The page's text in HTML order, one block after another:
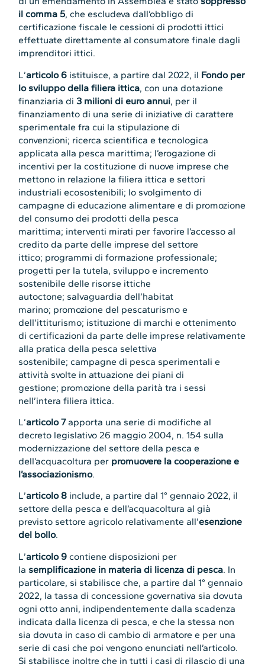
il comma 5, che escludeva dall’obbligo di
certificazione fiscale le cessioni di prodotti ittici
effettuate direttamente al consumatore finale dagli
imprenditori ittici.
L’articolo 6 istituisce, a partire dal 2022, il Fondo per
lo sviluppo della filiera ittica, con una dotazione
finanziaria di 3 milioni di euro annui, per il
finanziamento di una serie di iniziative di carattere
sperimentale fra cui la stipulazione di
convenzioni; ricerca scientifica e tecnologica
applicata alla pesca marittima; l’erogazione di
incentivi per la costituzione di nuove imprese che
mettono in relazione la filiera ittica e settori
industriali ecosostenibili; lo svolgimento di
campagne di educazione alimentare e di promozione
del consumo dei prodotti della pesca
marittima; interventi mirati per favorire l’accesso al
credito da parte delle imprese del settore
ittico; programmi di formazione professionale;
progetti per la tutela, sviluppo e incremento
sostenibile delle risorse ittiche
autoctone; salvaguardia dell’habitat
marino; promozione del pescaturismo e
dell’ittiturismo; istituzione di marchi e ottenimento
di certificazioni da parte delle imprese relativamente
alla pratica della pesca selettiva
sostenibile; campagne di pesca sperimentali e
attività svolte in attuazione dei piani di
gestione; promozione della parità tra i sessi
nell’intera filiera ittica.
L’articolo 7apporta una serie di modifiche al
decreto legislativo 26 maggio 2004, n. 154 sulla
modernizzazione del settore della pesca e
dell’acquacoltura per promuovere la cooperazione e
l’associazionismo.
L’articolo 8 include, a partire dal 1° gennaio 2022, il
settore della pesca e dell’acquacoltura al già
previsto settore agricolo relativamente all’esenzione
del bollo.
L’articolo 9 contiene disposizioni per
la semplificazione in materia di licenza di pesca. In
particolare, si stabilisce che, a partire dal 1° gennaio
2022, la tassa di concessione governativa sia dovuta
ogni otto anni, indipendentemente dalla scadenza
indicata dalla licenza di pesca, e che la stessa non
sia dovuta in caso di cambio di armatore e per una
serie di casi che poi vengono enunciati nell’articolo.
Si stabilisce inoltre che in tutti i casi di rilascio di una